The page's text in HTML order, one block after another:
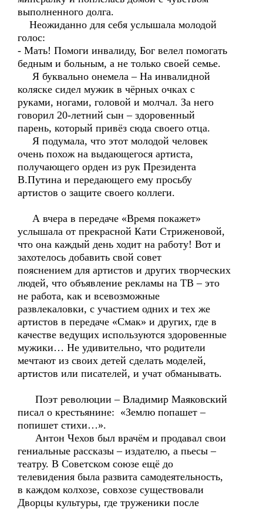
выполненного долга.
Неожиданно для себя услышала молодой
голос:
- Мать! Помоги инвалиду, Бог велел помогать
бедным и больным, а не только своей семье.
Я буквально онемела – На инвалидной
коляске сидел мужик в чёрных очках с
руками, ногами, головой и молчал. За него
говорил 20-летний сын – здоровенный
парень, который привёз сюда своего отца.
Я подумала, что этот молодой человек
очень похож на выдающегося артиста,
получающего орден из рук Президента
В.Путина и передающего ему просьбу
артистов о защите своего коллеги.
А вчера в передаче «Время покажет»
услышала от прекрасной Кати Стриженовой,
что она каждый день ходит на работу! Вот и
захотелось добавить свой совет
пояснением для артистов и других творческих
людей, что объявление рекламы на ТВ – это
не работа, как и всевозможные
развлекаловки, с участием одних и тех же
артистов в передаче «Смак» и других, где в
качестве ведущих используются здоровенные
мужики… Не удивительно, что родители
мечтают из своих детей сделать моделей,
артистов или писателей, и учат обманывать.
Поэт революции – Владимир Маяковский
писал о крестьянине: «Землю попашет –
попишет стихи…».
Антон Чехов был врачём и продавал свои
гениальные рассказы – издателю, а пьесы –
театру. В Советском союзе ещё до
телевидения была развита самодеятельность,
в каждом колхозе, совхозе существовали
Дворцы культуры, где труженики после